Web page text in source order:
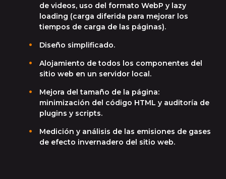
de videos, uso del formato WebP y lazy
loading (carga diferida para mejorar los
tiempos de carga de las páginas).
Diseño simplificado.
Alojamiento de todos los componentes del
sitio web en un servidor local.
Mejora del tamaño de la página:
minimización del código HTML y auditoría de
plugins y scripts.
Medición y análisis de las emisiones de gases
de efecto invernadero del sitio web.